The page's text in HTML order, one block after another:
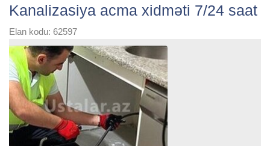
Kanalizasiya acma xidməti 7/24 saat
Elan kodu: 62597